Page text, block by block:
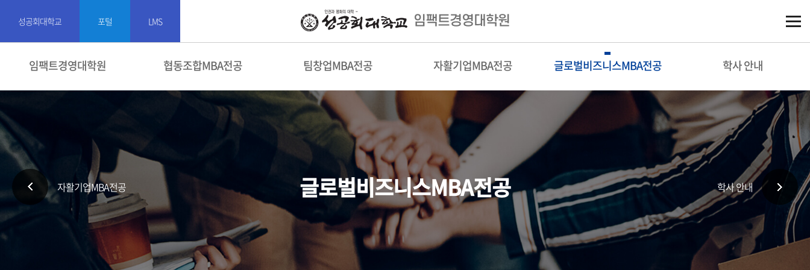
성공회대학교 포털 LMS 임팩트경영대학원
임팩트경영대학원 협동조합MBA전공 팀창업MBA전공 자활기업MBA전공 글로벌비즈니스MBA전공 학사 안내
자활기업MBA전공 학사 안내
글로벌비즈니스MBA전공